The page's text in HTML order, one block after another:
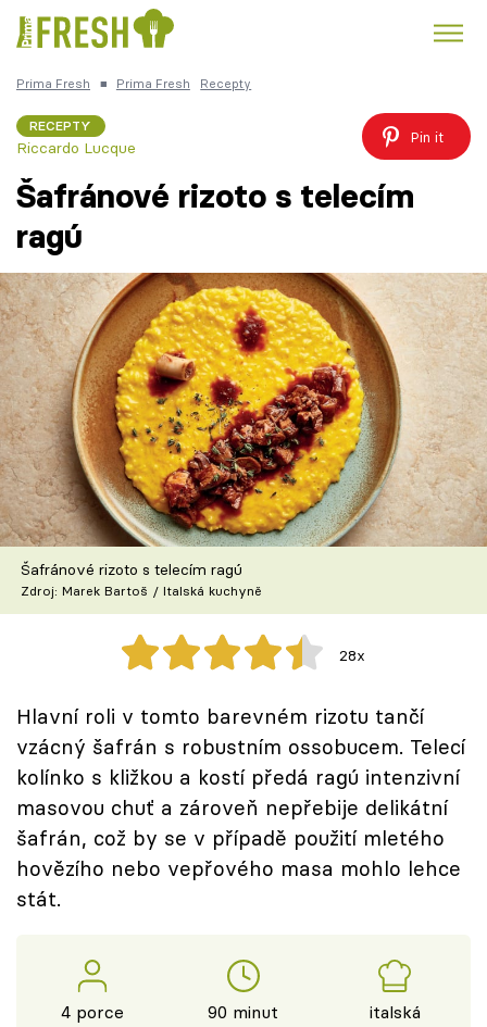
Česká kuchyně
Témata
Recepty
Články
TV Program
Škola vaření
Recepty z TV
Speciál: Cuketa
Těhotnej kuchař
Sledujte prima+
Přihlášení
Sledujte nás
Prima Fresh ■ Prima Fresh Recepty
RECEPTY
Riccardo Lucque
Pin it
Šafránové rizoto s telecím
ragú
Šafránové rizoto s telecím ragú
Zdroj: Marek Bartoš / Italská kuchyně
28x
Hlavní roli v tomto barevném rizotu tančí
vzácný šafrán s robustním ossobucem. Telecí
kolínko s kližkou a kostí předá ragú intenzivní
masovou chuť a zároveň nepřebije delikátní
šafrán, což by se v případě použití mletého
hovězího nebo vepřového masa mohlo lehce
stát.
4 porce 90 minut italská